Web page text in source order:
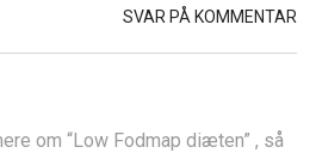
SVAR PÅ KOMMENTAR
om “Low Fodmap diæten” , så